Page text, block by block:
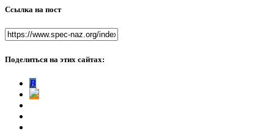
Ссылка на пост
Поделиться на этих сайтах:
В